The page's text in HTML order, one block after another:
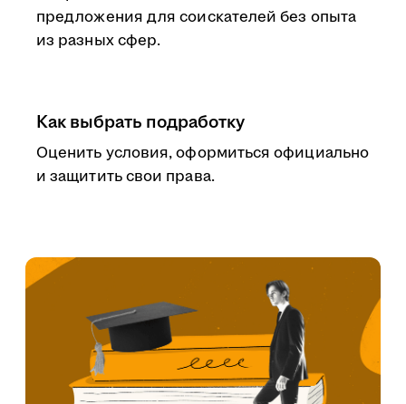
предложения для соискателей без опыта
из разных сфер.
Как выбрать подработку
Оценить условия, оформиться официально
и защитить свои права.